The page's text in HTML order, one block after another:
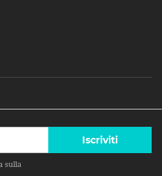
sulla
Iscriviti